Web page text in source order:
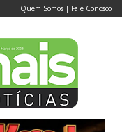
Quem Somos | Fale Conosco